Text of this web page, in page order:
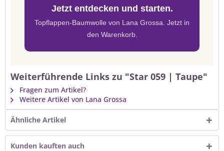
Jetzt entdecken und starten.
Topflappen-Baumwolle von Lana Grossa. Jetzt in
den Warenkorb.
Weiterführende Links zu "Star 059 | Taupe"
Fragen zum Artikel?
Weitere Artikel von Lana Grossa
Ähnliche Artikel
Kunden kauften auch